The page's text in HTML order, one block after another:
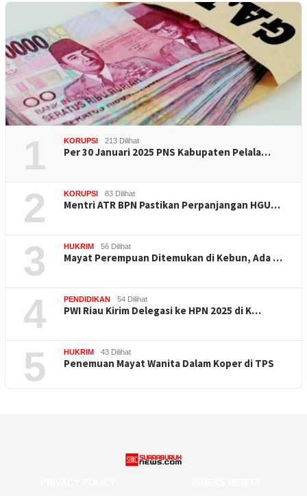
1 KORUPSI 213 Dilihat
Per 30 Januari 2025 PNS Kabupaten Pelala…
2 KORUPSI 83 Dilihat
Mentri ATR BPN Pastikan Perpanjangan HGU…
3 HUKRIM 56 Dilihat
Mayat Perempuan Ditemukan di Kebun, Ada …
4 PENDIDIKAN 54 Dilihat
PWI Riau Kirim Delegasi ke HPN 2025 di K…
5 HUKRIM 43 Dilihat
Penemuan Mayat Wanita Dalam Koper di TPS